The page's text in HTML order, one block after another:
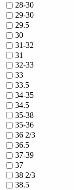
28-30
29-30
29.5
30
31-32
31
32-33
33
33.5
34-35
34.5
35-38
35-36
36 2/3
36.5
37-39
37
38 2/3
38.5